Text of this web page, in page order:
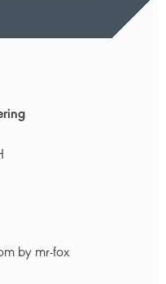
by mr-fox